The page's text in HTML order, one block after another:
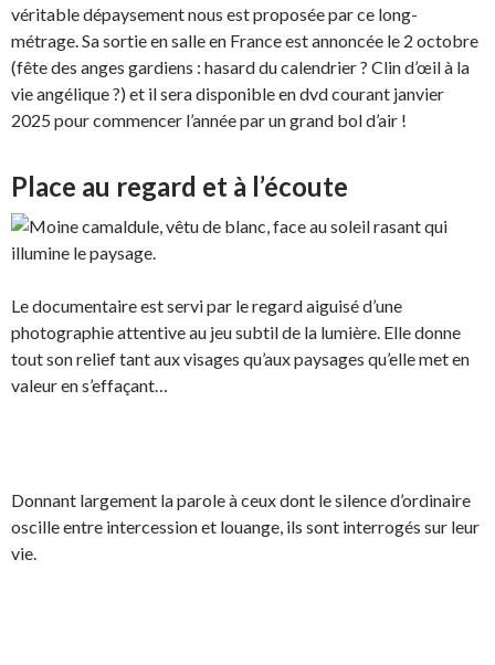
véritable dépaysement nous est proposée par ce long-
métrage. Sa sortie en salle en France est annoncée le 2 octobre
(fête des anges gardiens : hasard du calendrier ? Clin d’œil à la
vie angélique ?) et il sera disponible en dvd courant janvier
2025 pour commencer l’année par un grand bol d’air !
Place au regard et à l’écoute
Le documentaire est servi par le regard aiguisé d’une
photographie attentive au jeu subtil de la lumière. Elle donne
tout son relief tant aux visages qu’aux paysages qu’elle met en
valeur en s’effaçant…
Donnant largement la parole à ceux dont le silence d’ordinaire
oscille entre intercession et louange, ils sont interrogés sur leur
vie.